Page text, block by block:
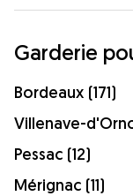
Garderie
Bordeaux (171)
Villenave-
Pessac (12)
Mérignac (11)